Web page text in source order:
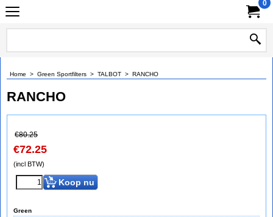
0
Home > Green Sportfilters > TALBOT > RANCHO
RANCHO
€80.25
€72.25
(incl BTW)
Koop nu
Green